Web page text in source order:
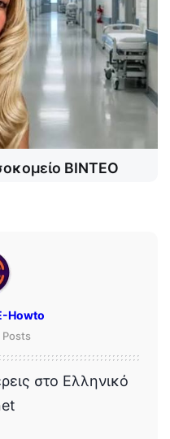
ΒΙΝΤΕΟ
Howto
στο Ελληνικό